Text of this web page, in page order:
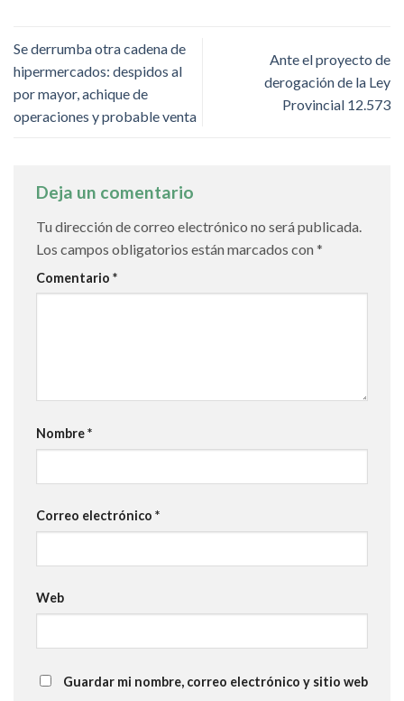
Se derrumba otra cadena de
hipermercados: despidos al
por mayor, achique de
operaciones y probable venta
Ante el proyecto de
derogación de la Ley
Provincial 12.573
Deja un comentario
Tu dirección de correo electrónico no será publicada.
Los campos obligatorios están marcados con*
Comentario *
Nombre*
Correo electrónico *
Web
Guardar mi nombre, correo electrónico y sitio web